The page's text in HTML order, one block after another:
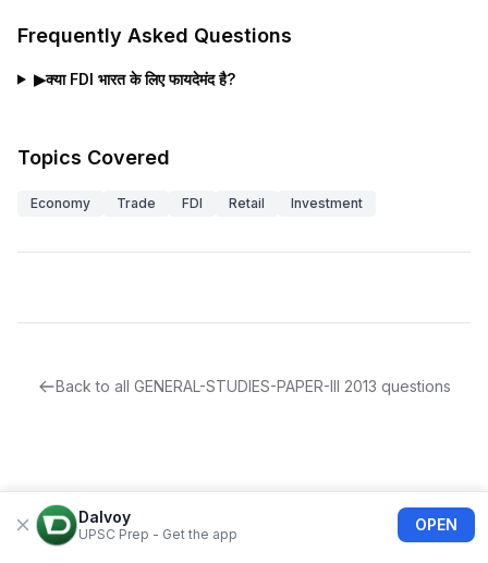
Frequently Asked Questions
▶क्या FDI भारत के लिए फायदेमंद है?
Topics Covered
Economy Trade FDI Retail Investment
Back to all GENERAL-STUDIES-PAPER-III 2013 questions
Dalvoy
UPSC Prep - Get the app
OPEN